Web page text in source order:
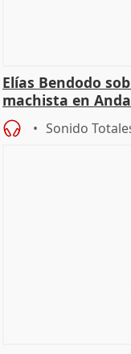
Elías Bendodo
machista en
Sonido